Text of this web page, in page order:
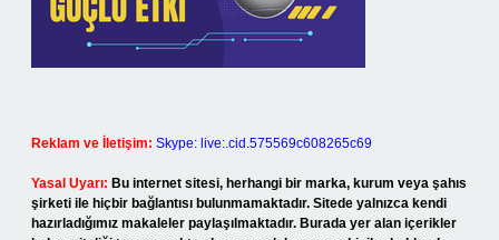
Reklam ve İletişim: Skype: live:.cid.575569c608265c69
Yasal Uyarı: Bu internet sitesi, herhangi bir marka, kurum veya şahıs
şirketi ile hiçbir bağlantısı bulunmamaktadır. Sitede yalnızca kendi
hazırladığımız makaleler paylaşılmaktadır. Burada yer alan içerikler